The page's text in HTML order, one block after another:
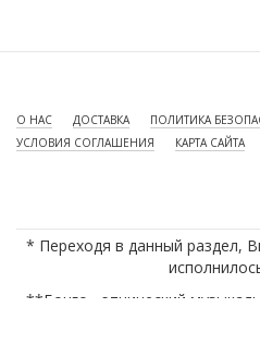
О НАС ДОСТАВКА
ПОЛИТИКА
УСЛОВИЯ СОГЛАШЕНИЯ
КАРТА САЙТА
* Переходя в данный раздел,
**Бонго - этнический